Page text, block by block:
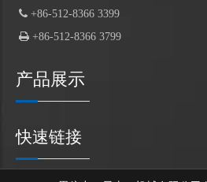
 +86-512-8366 3399
 +86-512-8366 3799
产品展示
快速链接